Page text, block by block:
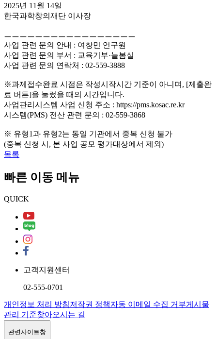
2025년 11월 14일
한국과학창의재단 이사장
ㅡㅡㅡㅡㅡㅡㅡㅡㅡㅡㅡㅡㅡㅡㅡㅡㅡ
사업 관련 문의 안내 : 여창민 연구원
사업 관련 문의 부서 : 교육기부·늘봄실
사업 관련 문의 연락처 : 02-559-3888
※과제접수완료 시점은 작성시작시간 기준이 아니며, [제출완
료 버튼]을 눌렀을 때의 시간입니다.
사업관리시스템 사업 신청 주소 : https://pms.kosac.re.kr
시스템(PMS) 전산 관련 문의 : 02-559-3868
※ 유형1과 유형2는 동일 기관에서 중복 신청 불가
(중복 신청 시, 본 사업 공모 평가대상에서 제외)
목록
빠른 이동 메뉴
QUICK
고객지원센터
02-555-0701
개인정보 처리 방침저작권 정책자동 이메일 수집 거부게시물
관리 기준찾아오시는 길
관련사이트창